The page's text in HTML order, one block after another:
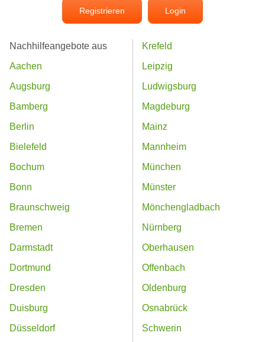
Registrieren Login
Nachhilfeangebote aus
Aachen
Augsburg
Bamberg
Berlin
Bielefeld
Bochum
Bonn
Braunschweig
Bremen
Darmstadt
Dortmund
Dresden
Duisburg
Düsseldorf
Krefeld
Leipzig
Ludwigsburg
Magdeburg
Mainz
Mannheim
München
Münster
Mönchengladbach
Nürnberg
Oberhausen
Offenbach
Oldenburg
Osnabrück
Schwerin